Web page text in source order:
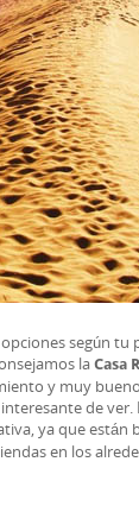
según tu
la Casa
y muy
de ver.
ya que están
en los